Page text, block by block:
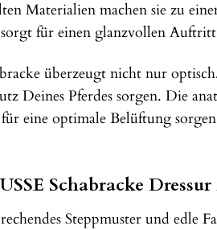
Materialien machen sie zu
sorgt für einen glanzvollen
überzeugt nicht nur
Deines Pferdes sorgen. Die
eine optimale Belüftung
Schabracke
Steppmuster und edle